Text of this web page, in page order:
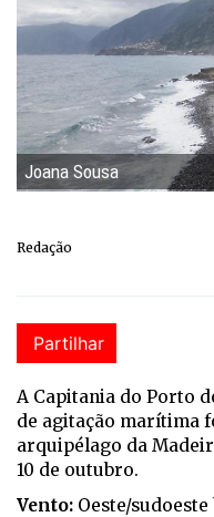
Joana Sousa
Redação
Partilhar
A Capitania do Porto
de agitação marítima
arquipélago da
10 de outubro.
Vento: Oeste/